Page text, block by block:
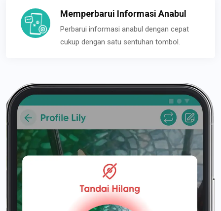
Memperbarui Informasi Anabul
Perbarui informasi anabul dengan cepat
cukup dengan satu sentuhan tombol.